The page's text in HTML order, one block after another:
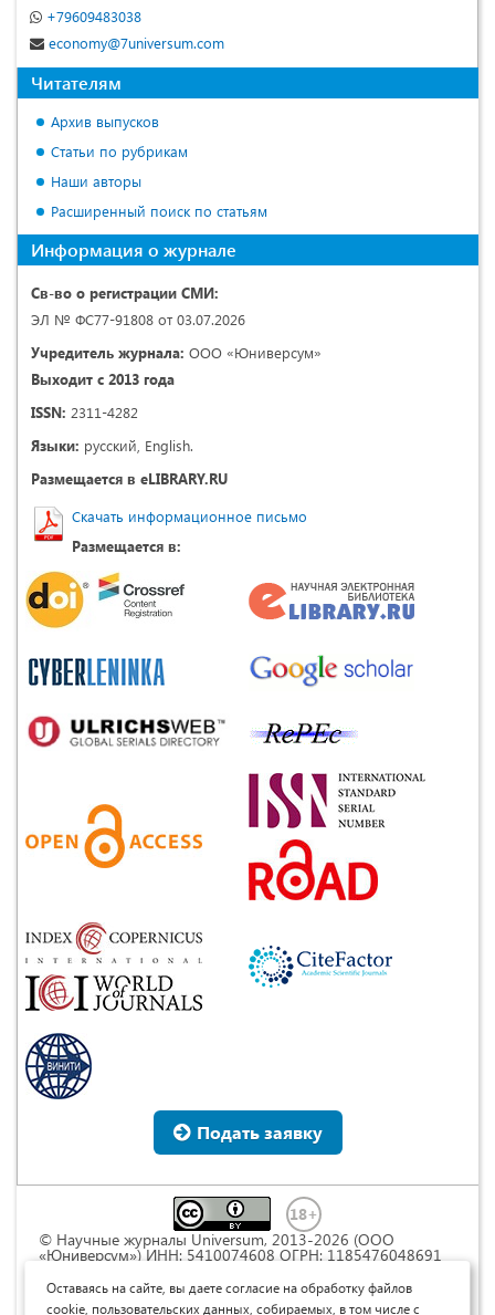
+79609483038
economy@7universum.com
Читателям
Архив выпусков
Статьи по рубрикам
Наши авторы
Расширенный поиск по статьям
Информация о журнале
Св-во о регистрации СМИ:
ЭЛ № ФС77-91808 от 03.07.2026
Учредитель журнала: ООО «Юниверсум»
Выходит с 2013 года
ISSN: 2311-4282
Языки: русский, English.
Размещается в eLIBRARY.RU
Скачать информационное письмо
Размещается в:
Подать заявку
© Научные журналы Universum, 2013-2026 (ООО
«Юниверсум») ИНН: 5410074608 ОГРН: 1185476048691
Commons « Attribution» («Атрибуция») 4.0
Непортированная
Оставаясь на сайте, вы даете согласие на обработку файлов
cookie, пользовательских данных, собираемых, в том числе с